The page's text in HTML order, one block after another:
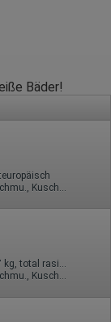
Bäder!
69, GF6, DT, Franz b. Ihr, BV, MFF, Schmu., Kuscheln
25 Jahre, 75C, KF 34/36, 1.60m, 57 kg, total rasiert, asiatisch
ZK, 69, GF6, NSa, Franz b. Ihr, BV, Schmu., Kuscheln